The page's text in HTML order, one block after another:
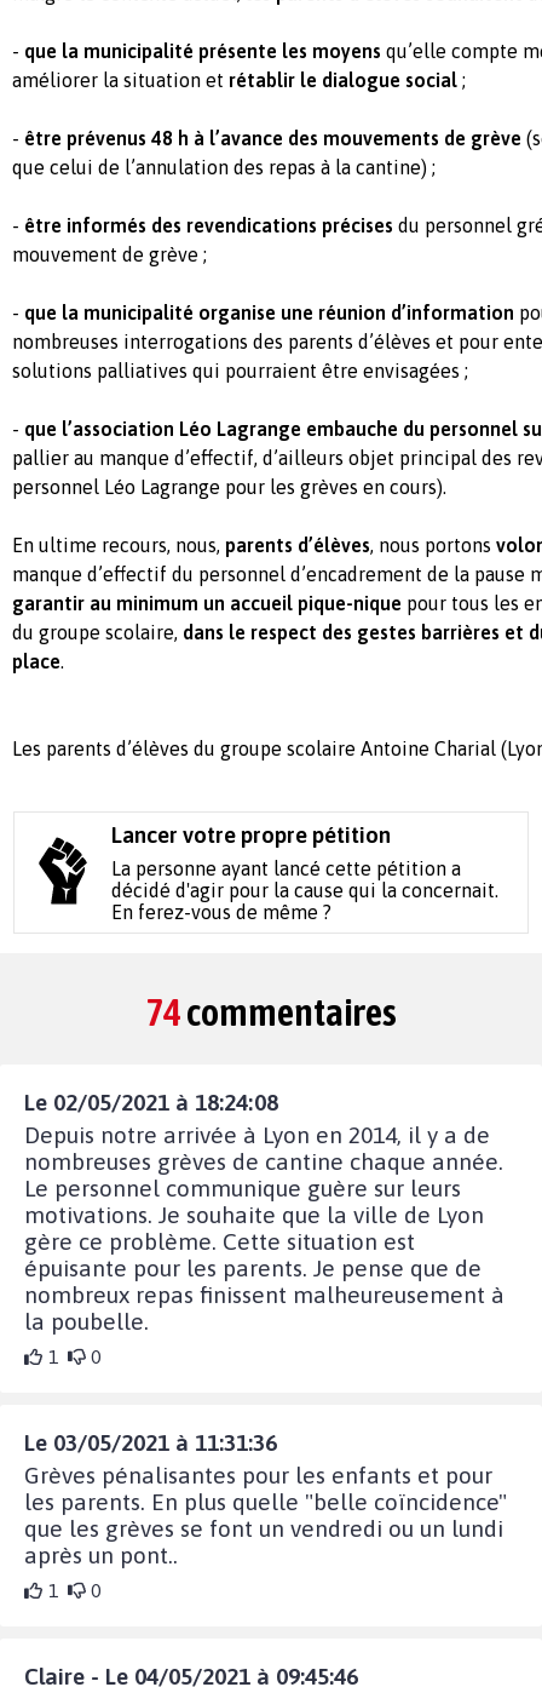
- que la municipalité présente les moyens qu’elle compte
améliorer la situation et rétablir le dialogue social ;
- être prévenus 48 h à l’avance des mouvements de grève
que celui de l’annulation des repas à la cantine) ;
- être informés des revendications précises du personnel
mouvement de grève ;
- que la municipalité organise une réunion d’information
nombreuses interrogations des parents d’élèves et pour
solutions palliatives qui pourraient être envisagées ;
- que l’association Léo Lagrange embauche du personnel
pallier au manque d’effectif, d’ailleurs objet principal des
personnel Léo Lagrange pour les grèves en cours).
En ultime recours, nous, parents d’élèves, nous portons
manque d’effectif du personnel d’encadrement de la pause
garantir au minimum un accueil pique-nique pour tous les
du groupe scolaire, dans le respect des gestes barrières et
place.
Les parents d’élèves du groupe scolaire Antoine Charial
Lancer votre propre pétition
La personne ayant lancé cette pétition a
décidé d'agir pour la cause qui la concernait.
En ferez-vous de même ?
74commentaires
Le 02/05/2021 à 18:24:08
Depuis notre arrivée à Lyon en 2014, il y a de
nombreuses grèves de cantine chaque année.
Le personnel communique guère sur leurs
motivations. Je souhaite que la ville de Lyon
gère ce problème. Cette situation est
épuisante pour les parents. Je pense que de
nombreux repas finissent malheureusement à
la poubelle.
1 0
Le 03/05/2021 à 11:31:36
Grèves pénalisantes pour les enfants et pour
les parents. En plus quelle "belle coïncidence"
que les grèves se font un vendredi ou un lundi
après un pont..
1 0
Claire - Le 04/05/2021 à 09:45:46